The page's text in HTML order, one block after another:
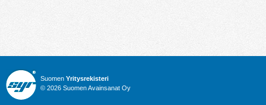
Suomen Yritysrekisteri
© 2026 Suomen Avainsanat Oy